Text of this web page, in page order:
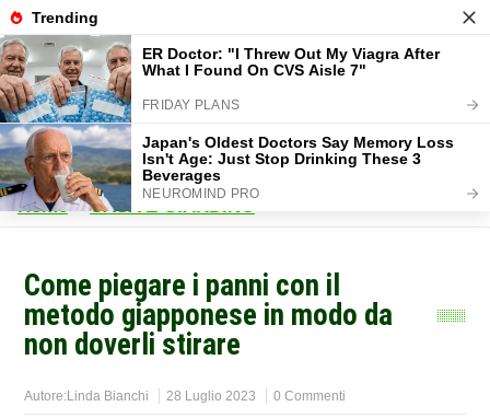
Home>CASA E GIARDINO
Come piegare i panni con il
metodo giapponese in modo da
non doverli stirare
Autore:Linda Bianchi 28 Luglio 2023 0 Commenti